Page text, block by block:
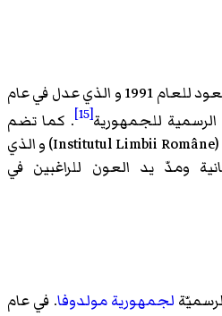
وفقاً للدستور الروماني الذي يعود للعام 1991 و الذي عدل في عام
[15]
. كما تضم
(Institutul Limbii Române) و الذي
ومدّ يد العون للراغبين في
لجمهورية مولدوفا. في عام